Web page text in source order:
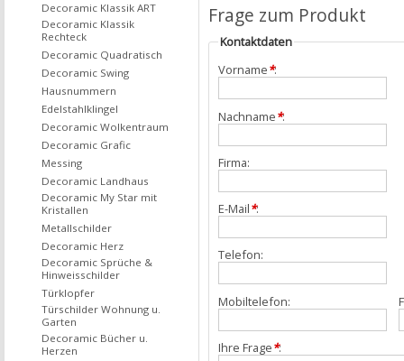
Frage zum Produkt
Kontaktdaten
Vorname*:
Nachname*:
Firma:
E-Mail*:
Telefon:
Mobiltelefon:
Ihre Frage*:
Decoramic Klassik ART
Decoramic Klassik
Rechteck
Decoramic Quadratisch
Decoramic Swing
Hausnummern
Edelstahlklingel
Decoramic Wolkentraum
Decoramic Grafic
Messing
Decoramic Landhaus
Decoramic My Star mit
Kristallen
Metallschilder
Decoramic Herz
Decoramic Sprüche &
Hinweisschilder
Türklopfer
Türschilder Wohnung u.
Garten
Decoramic Bücher u.
Herzen